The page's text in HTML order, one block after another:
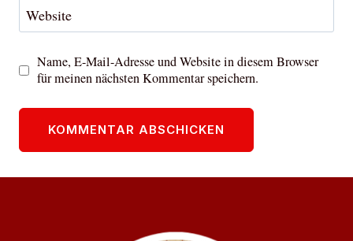
Website
Name, E-Mail-Adresse und Website in diesem Browser
für meinen nächsten Kommentar speichern.